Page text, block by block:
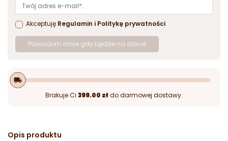
Akceptuję Regulamin i Politykę prywatności
Powiadom mnie gdy będzie na stanie
local_shipping
Brakuje Ci 399.00 złdo darmowej dostawy.
Opis produktu